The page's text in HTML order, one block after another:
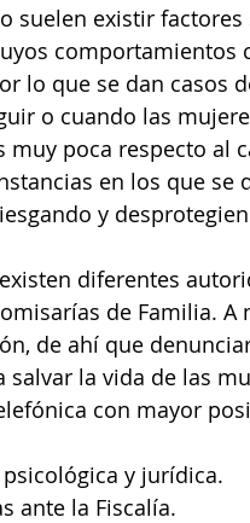
suelen existir
comportamientos
lo que se dan casos
o cuando las
muy poca respecto al
en los que se
y
diferentes
de Familia.
de ahí que
salvar la vida de las
con mayor
y jurídica.
ante la Fiscalía.